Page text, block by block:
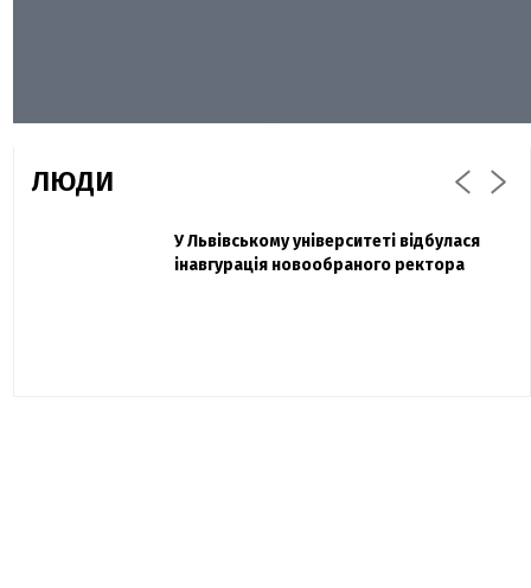
ЛЮДИ
Павло Дак
Захисник "Азовсталі" Діанов вдруге
одружився та показав фото з весілля
У Львівському університеті відбулася
інавгурація новообраного ректора